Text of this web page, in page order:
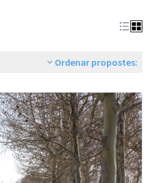
Ordenar propostes: